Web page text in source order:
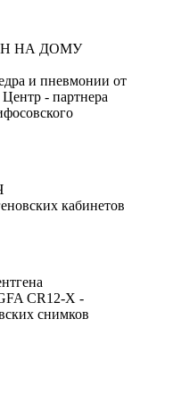
НА ДОМУ
и пневмонии от
- партнера
кабинетов
CR12-X -
снимков